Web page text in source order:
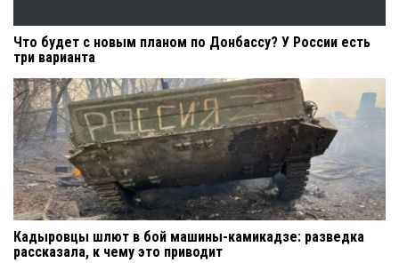
Что будет с новым планом по Донбассу? У России есть
три варианта
Кадыровцы шлют в бой машины-камикадзе: разведка
рассказала, к чему это приводит